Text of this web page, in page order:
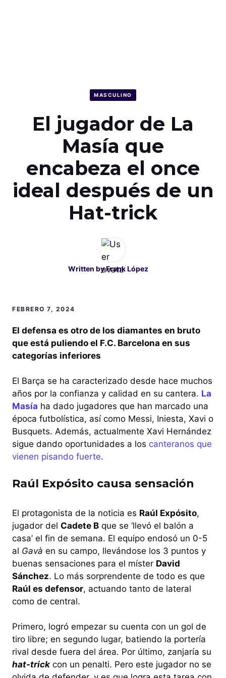
MASCULINO
El jugador de La
Masía que
encabeza el once
ideal después de un
Hat-trick
Written byFrank López
FEBRERO 7, 2024
El defensa es otro de los diamantes en bruto
que está puliendo el F.C. Barcelona en sus
categorías inferiores
El Barça se ha caracterizado desde hace muchos
años por la confianza y calidad en su cantera. La
Masía ha dado jugadores que han marcado una
época futbolística, así como Messi, Iniesta, Xavi o
Busquets. Además, actualmente Xavi Hernández
sigue dando oportunidades a los canteranos que
vienen pisando fuerte.
Raúl Expósito causa sensación
El protagonista de la noticia es Raúl Expósito,
jugador del Cadete B que se ‘llevó el balón a
casa’ el fin de semana. El equipo endosó un 0-5
al Gavà en su campo, llevándose los 3 puntos y
buenas sensaciones para el míster David
Sánchez. Lo más sorprendente de todo es que
Raúl es defensor, actuando tanto de lateral
como de central.
Primero, logró empezar su cuenta con un gol de
tiro libre; en segundo lugar, batiendo la portería
rival desde fuera del área. Por último, zanjaría su
hat-trick con un penalti. Pero este jugador no se